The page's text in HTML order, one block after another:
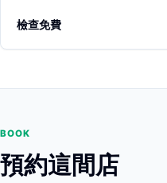
檢查免費
BOOK
預約這間店